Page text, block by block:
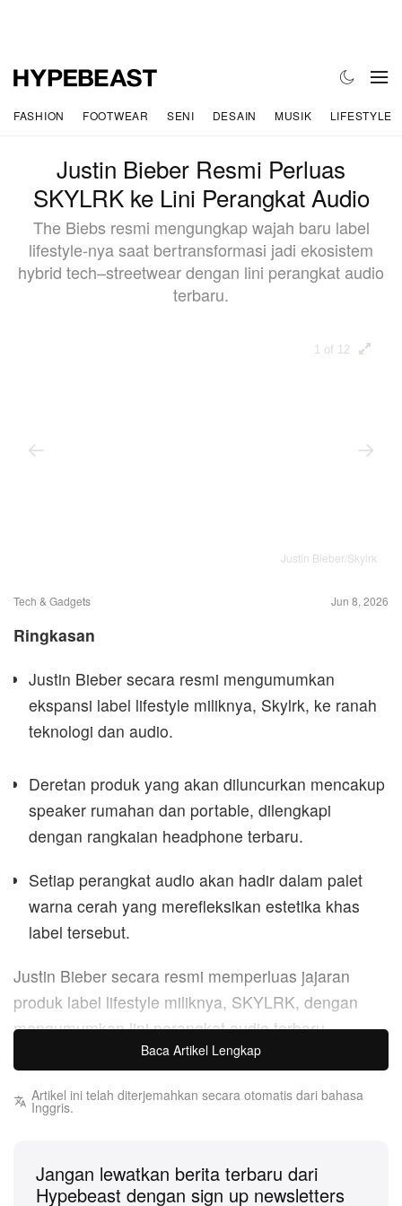
FASHION FOOTWEAR SENI DESAIN MUSIK LIFESTYLE
Justin Bieber Resmi Perluas
SKYLRK ke Lini Perangkat Audio
The Biebs resmi mengungkap wajah baru label
lifestyle-nya saat bertransformasi jadi ekosistem
hybrid tech–streetwear dengan lini perangkat audio
terbaru.
1 of 12
Justin Bieber/Skylrk
Tech & Gadgets Jun 8, 2026
Ringkasan
Justin Bieber secara resmi mengumumkan
ekspansi label lifestyle miliknya, Skylrk, ke ranah
teknologi dan audio.
Deretan produk yang akan diluncurkan mencakup
speaker rumahan dan portable, dilengkapi
dengan rangkaian headphone terbaru.
Setiap perangkat audio akan hadir dalam palet
warna cerah yang merefleksikan estetika khas
label tersebut.
Justin Bieber secara resmi memperluas jajaran
produk label lifestyle miliknya, SKYLRK, dengan
mengumumkan lini perangkat audio terbaru.
Menggeser identitas brand dari sekadar proyek
yang lebih menyeluruh, peluncuran mendatang ini
Baca Artikel Lengkap
Artikel ini telah diterjemahkan secara otomatis dari bahasa
Inggris.
Jangan lewatkan berita terbaru dari
Hypebeast dengan sign up newsletters